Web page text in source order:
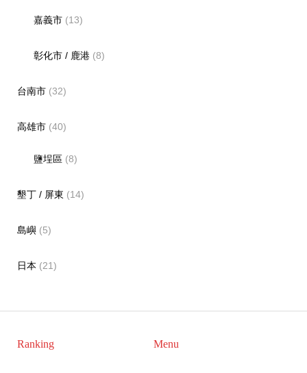
嘉義市 (13)
彰化市 / 鹿港 (8)
台南市(32)
高雄市(40)
鹽埕區 (8)
墾丁 / 屏東 (14)
島嶼(5)
日本 (21)
Ranking Menu